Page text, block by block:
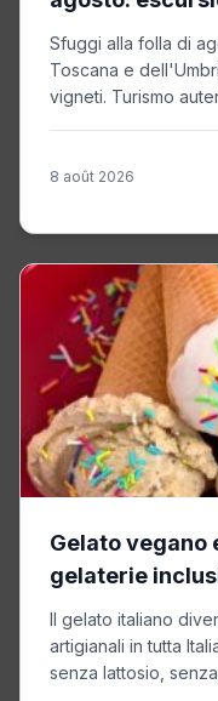
castelli
Sfuggi alla folla di
Toscana e
vigneti. Turismo
8 août 2026
Gelato vegano
gelaterie
Il gelato italiano
artigianali in tutta
senza lattosio,